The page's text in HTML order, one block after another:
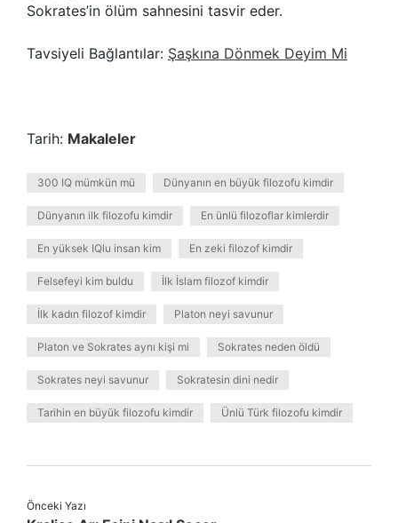
Sokrates’in ölüm sahnesini tasvir eder.
Tavsiyeli Bağlantılar: Şaşkına Dönmek Deyim Mi
Tarih: Makaleler
300 IQ mümkün mü Dünyanın en büyük filozofu kimdir
Dünyanın ilk filozofu kimdir En ünlü filozoflar kimlerdir
En yüksek IQlu insan kim En zeki filozof kimdir
Felsefeyi kim buldu İlk İslam filozof kimdir
İlk kadın filozof kimdir Platon neyi savunur
Platon ve Sokrates aynı kişi mi Sokrates neden öldü
Sokrates neyi savunur Sokratesin dini nedir
Tarihin en büyük filozofu kimdir Ünlü Türk filozofu kimdir
Önceki Yazı